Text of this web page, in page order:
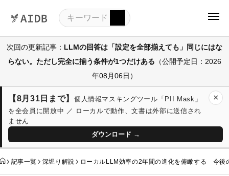
次回の更新記事： LLMの回答は「設定を全部揃えても」同じにはな
らない。ただし完全に揃う条件が1つだけある （公開予定日：2026
年08月06日）
【8月31日まで】 個人情報マスキングツール「PII Mask」
を全会員に開放中 ／ ローカルで動作、文書は外部に送信され
ません
ダウンロード →
×
記事一覧 深堀り解説 ローカルLLM効率の2年間の進化を俯瞰する 今後